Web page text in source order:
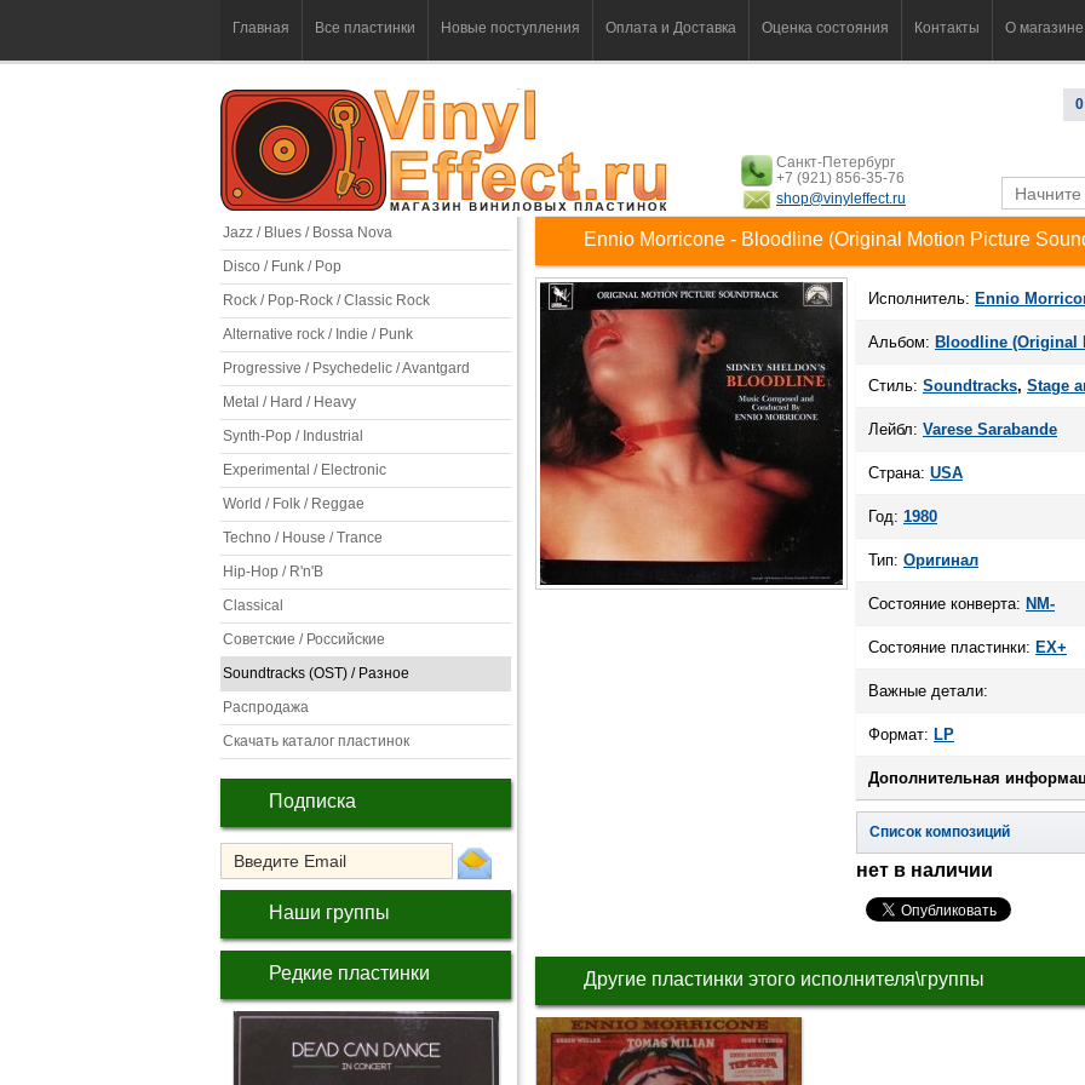
Главная Все пластинки Новые поступления Оплата и Доставка Оценка состояния Контакты О магазине
0
Санкт-Петербург
+7 (921) 856-35-76
shop@vinyleffect.ru
Jazz / Blues / Bossa Nova
Disco / Funk / Pop
Rock / Pop-Rock / Classic Rock
Alternative rock / Indie / Punk
Progressive / Psychedelic / Avantgard
Metal / Hard / Heavy
Synth-Pop / Industrial
Experimental / Electronic
World / Folk / Reggae
Techno / House / Trance
Hip-Hop / R'n'B
Classical
Советские / Российские
Soundtracks (OST) / Разное
Распродажа
Скачать каталог пластинок
Подписка
Наши группы
Редкие пластинки
Ennio Morricone - Bloodline (Original Motion Picture
Исполнитель: Ennio
Альбом: Bloodline (Original
Стиль: Soundtracks, Stage
Лейбл: Varese Sarabande
Страна: USA
Год: 1980
Тип: Оригинал
Состояние конверта: NM-
Состояние пластинки: EX+
Важные детали:
Формат: LP
Дополнительная
Список композиций
нет в наличии
Другие пластинки этого исполнителя\группы